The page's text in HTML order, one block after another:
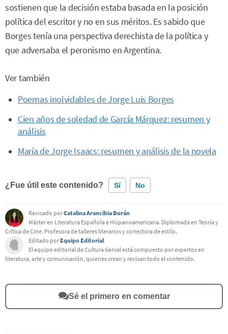
sostienen que la decisión estaba basada en la posición
política del escritor y no en sus méritos. Es sabido que
Borges tenía una perspectiva derechista de la política y
que adversaba el peronismo en Argentina.
Ver también
Poemas inolvidables de Jorge Luis Borges
Cien años de soledad de García Márquez: resumen y
análisis
María de Jorge Isaacs: resumen y análisis de la novela
¿Fue útil este contenido? Sí No
Este contenido contiene información incorrecta
Este contenido no tiene la información que busco
Otro
Revisado porCatalina Arancibia Durán
Máster en Literatura Española e Hispanoamericana. Diplomada en Teoría y
Crítica de Cine. Profesora de talleres literarios y correctora de estilo.
Editado por Equipo Editorial
El equipo editorial de Cultura Genial está compuesto por expertos en
literatura, arte y comunicación, quienes crean y revisan todo el contenido.
Sé el primero en comentar